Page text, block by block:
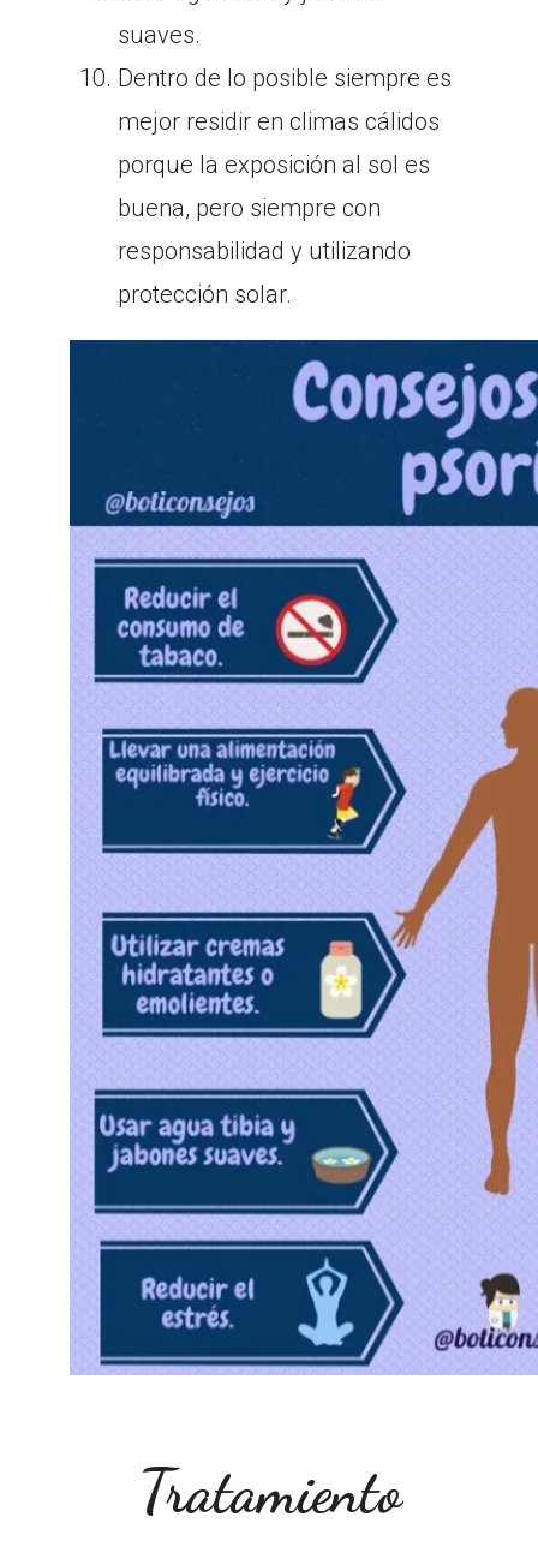
suaves.
Dentro de lo posible siempre es
mejor residir en climas cálidos
porque la exposición al sol es
buena, pero siempre con
responsabilidad y utilizando
protección solar.
Tratamiento